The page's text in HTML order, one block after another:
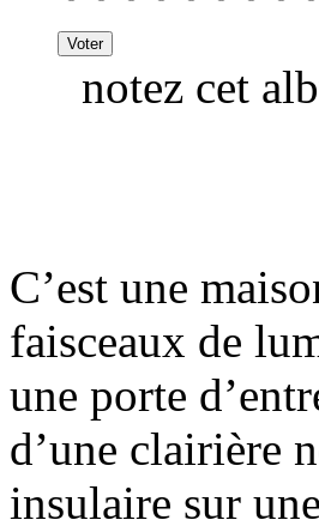
notez cet
C’est une
faisceaux de
une porte
d’une clairière
insulaire sur